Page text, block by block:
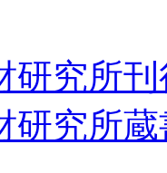
研究所
研究所